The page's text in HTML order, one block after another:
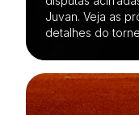
Juvan. Veja as
detalhes do